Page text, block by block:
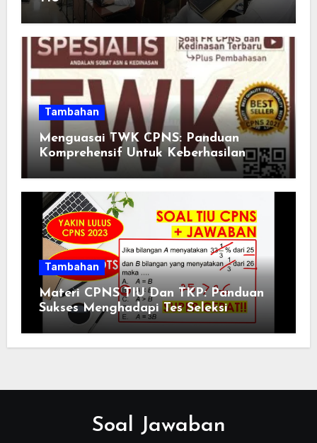
Tambahan
Menguasai TWK CPNS: Panduan
Komprehensif Untuk Keberhasilan
Tambahan
Materi CPNS TIU Dan TKP: Panduan
Sukses Menghadapi Tes Seleksi
Soal Jawaban